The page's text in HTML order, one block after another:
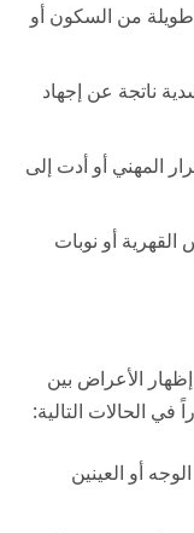
من السكون أو
ناتجة عن إجهاد
المهني أو أدت إلى
أو نوبات
الأعراض بين
أو العينين